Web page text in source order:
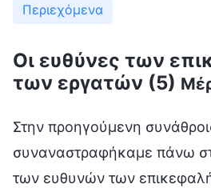
Περιεχόμενα
Οι ευθύνες των
των εργατών (5)
Στην προηγούμενη
συναναστραφήκαμε πάνω
των ευθυνών των